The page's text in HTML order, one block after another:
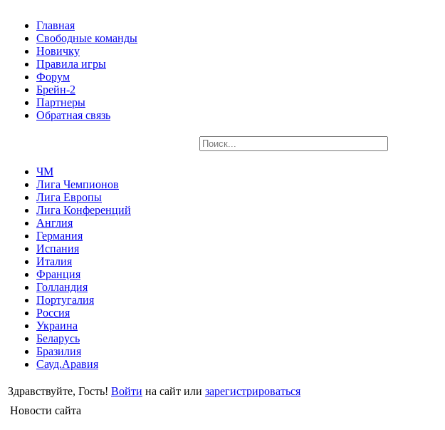
Главная
Свободные команды
Новичку
Правила игры
Форум
Брейн-2
Партнеры
Обратная связь
ЧМ
Лига Чемпионов
Лига Европы
Лига Конференций
Англия
Германия
Испания
Италия
Франция
Голландия
Португалия
Россия
Украина
Беларусь
Бразилия
Сауд.Аравия
Здравствуйте, Гость! Войти на сайт или зарегистрироваться
Новости сайта